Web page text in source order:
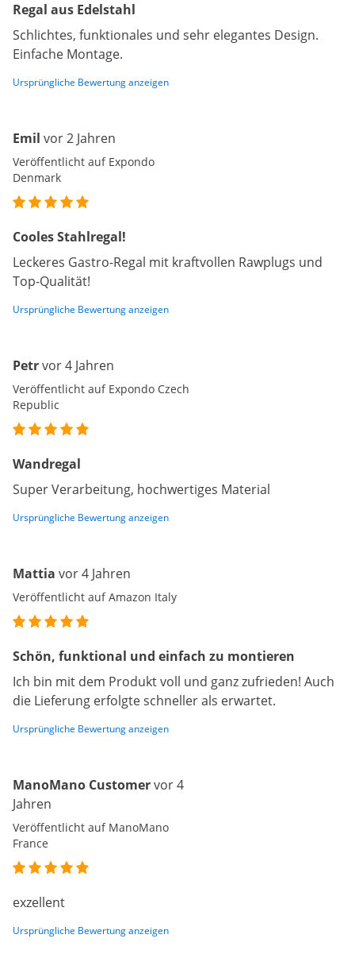
Regal aus Edelstahl
Schlichtes, funktionales und sehr elegantes Design.
Einfache Montage.
Ursprüngliche Bewertung anzeigen
Emil vor 2 Jahren
Veröffentlicht auf Expondo
Denmark
Cooles Stahlregal!
Leckeres Gastro-Regal mit kraftvollen Rawplugs und
Top-Qualität!
Ursprüngliche Bewertung anzeigen
Petrvor 4 Jahren
Veröffentlicht auf Expondo Czech
Republic
Wandregal
Super Verarbeitung, hochwertiges Material
Ursprüngliche Bewertung anzeigen
Mattia vor 4 Jahren
Veröffentlicht auf Amazon Italy
Schön, funktional und einfach zu montieren
Ich bin mit dem Produkt voll und ganz zufrieden! Auch
die Lieferung erfolgte schneller als erwartet.
Ursprüngliche Bewertung anzeigen
ManoMano Customervor 4
Jahren
Veröffentlicht auf ManoMano
France
exzellent
Ursprüngliche Bewertung anzeigen